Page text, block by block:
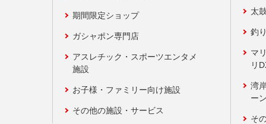
期間限定ショップ
ガシャポン専門店
アスレチック・スポーツエンタメ
施設
お子様・ファミリー向け施設
その他の施設・サービス
太
釣
マ
リ
湾
ー
そ